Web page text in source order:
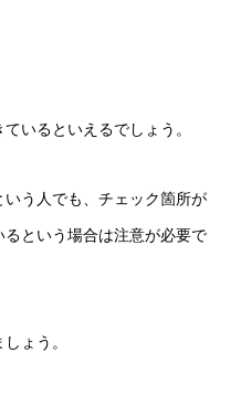
いるといえるでしょう。
う人でも、チェック箇所が
という場合は注意が必要で
ょう。